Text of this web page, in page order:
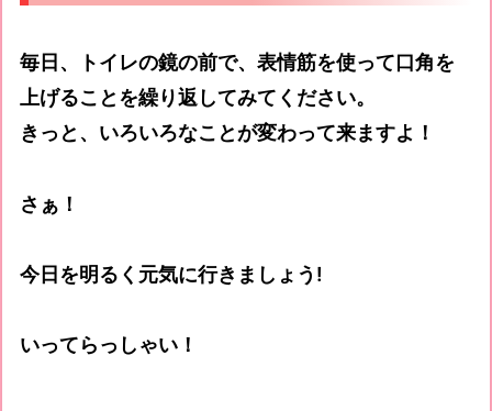
毎日、トイレの鏡の前で、表情筋を使って口角を
上げることを繰り返してみてください。
きっと、いろいろなことが変わって来ますよ！
さぁ！
今日を明るく元気に行きましょう!
いってらっしゃい！